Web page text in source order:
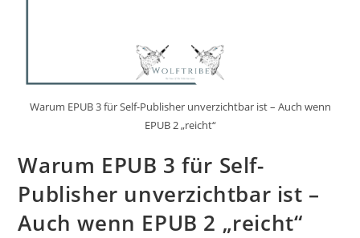
Warum EPUB 3 für Self-Publisher unverzichtbar ist – Auch wenn
EPUB 2 „reicht“
Warum EPUB 3 für Self-
Publisher unverzichtbar ist –
Auch wenn EPUB 2 „reicht“